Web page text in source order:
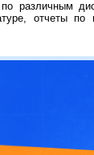
различным
отчеты по